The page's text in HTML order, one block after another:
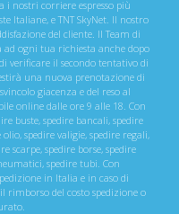
i nostri corriere espresso più
Italiane, e TNT SkyNet. Il nostro
del cliente. Il Team di
ad ogni tua richiesta anche dopo
verificare il secondo tentativo di
una nuova prenotazione di
giacenza e del reso al
online dalle ore 9 alle 18. Con
buste, spedire bancali, spedire
spedire valigie, spedire regali,
scarpe, spedire borse, spedire
spedire tubi. Con
in Italia e in caso di
del costo spedizione o